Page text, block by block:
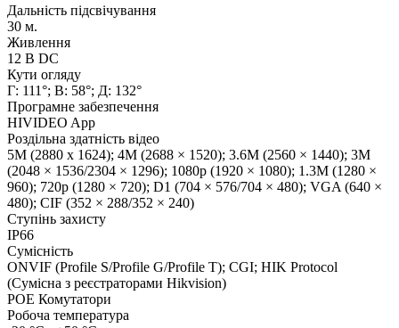
Дальність підсвічування
30 м.
Живлення
12 В DC
Кути огляду
Г: 111°; В: 58°; Д: 132°
Програмне забезпечення
HIVIDEO App
Роздільна здатність відео
5M (2880 x 1624); 4M (2688 × 1520); 3.6M (2560 × 1440); 3M
(2048 × 1536/2304 × 1296); 1080p (1920 × 1080); 1.3M (1280 ×
960); 720p (1280 × 720); D1 (704 × 576/704 × 480); VGA (640 ×
480); CIF (352 × 288/352 × 240)
Ступінь захисту
IP66
Сумісність
ONVIF (Profile S/Profile G/Profile T); CGI; HIK Protocol
(Сумісна з реєстраторами Hikvision)
POE Комутатори
Робоча температура